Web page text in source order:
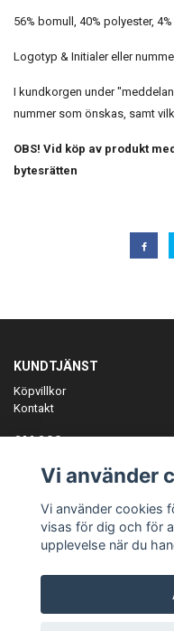
56% bomull, 40% polyester,
Logotyp & Initialer eller
I kundkorgen under
nummer som önskas, samt
OBS! Vid köp av produkt
bytesrätten
KUNDTJÄNST
Köpvillkor
Kontakt
OM OSS
ANMÄL DIG TILL VÅRT
Vi använder
Vi använder cookies
visas för dig och för
upplevelse när du